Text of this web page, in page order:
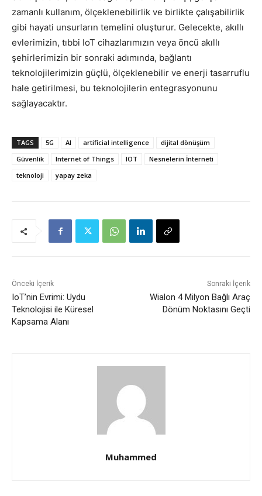
zamanlı kullanım, ölçeklenebilirlik ve birlikte çalışabilirlik
gibi hayati unsurların temelini oluşturur. Gelecekte, akıllı
evlerimizin, tıbbi IoT cihazlarımızın veya öncü akıllı
şehirlerimizin bir sonraki adımında, bağlantı
teknolojilerimizin güçlü, ölçeklenebilir ve enerji tasarruflu
hale getirilmesi, bu teknolojilerin entegrasyonunu
sağlayacaktır.
TAGS 5G AI artificial intelligence
dijital dönüşüm
Güvenlik
Internet of Things IOT
Nesnelerin İnterneti
teknoloji
yapay zeka
Önceki İçerik
IoT’nin Evrimi: Uydu
Teknolojisi ile Küresel
Kapsama Alanı
Sonraki İçerik
Wialon 4 Milyon Bağlı Araç
Dönüm Noktasını Geçti
Muhammed